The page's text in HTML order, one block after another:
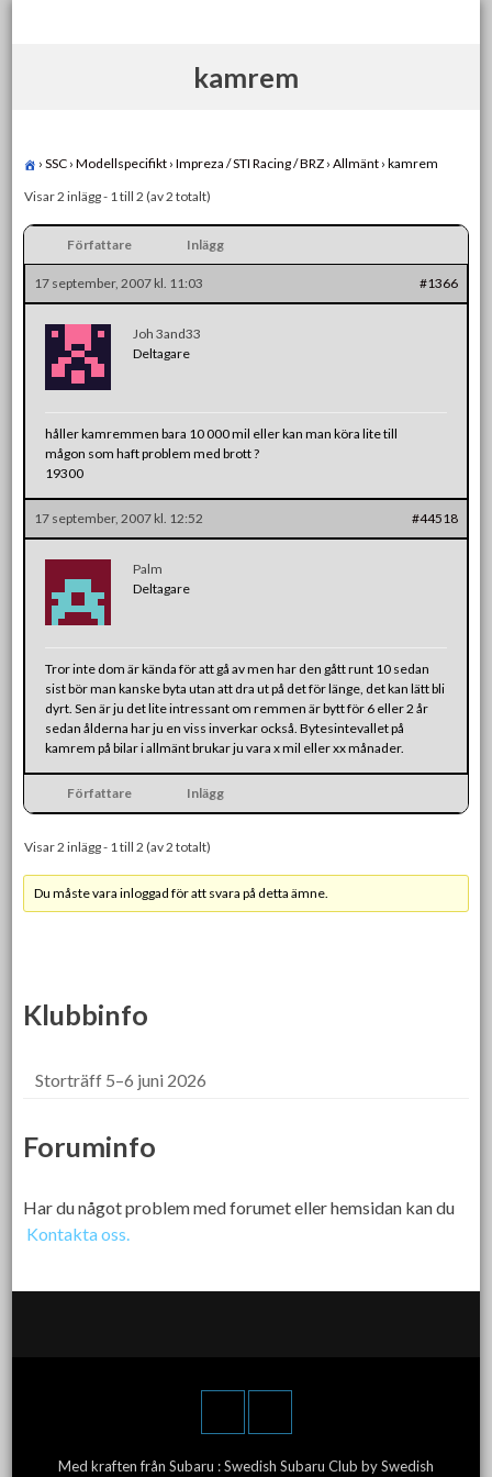
kamrem
› SSC › Modellspecifikt › Impreza / STI Racing / BRZ › Allmänt › kamrem
Visar 2 inlägg - 1 till 2 (av 2 totalt)
Författare Inlägg
17 september, 2007 kl. 11:03 #1366
Joh 3and33
Deltagare
håller kamremmen bara 10 000 mil eller kan man köra lite till
mågon som haft problem med brott ?
19300
17 september, 2007 kl. 12:52 #44518
Palm
Deltagare
Tror inte dom är kända för att gå av men har den gått runt 10 sedan
sist bör man kanske byta utan att dra ut på det för länge, det kan lätt bli
dyrt. Sen är ju det lite intressant om remmen är bytt för 6 eller 2 år
sedan ålderna har ju en viss inverkar också. Bytesintevallet på
kamrem på bilar i allmänt brukar ju vara x mil eller xx månader.
Författare Inlägg
Visar 2 inlägg - 1 till 2 (av 2 totalt)
Du måste vara inloggad för att svara på detta ämne.
Klubbinfo
Storträff 5–6 juni 2026
Foruminfo
Har du något problem med forumet eller hemsidan kan du
Kontakta oss.
Med kraften från Subaru :Swedish Subaru Club by Swedish